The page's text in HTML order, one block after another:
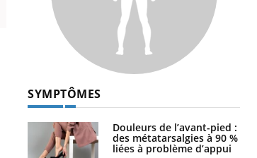
SYMPTÔMES
Douleurs de l’avant-pied :
des métatarsalgies à 90 %
liées à problème d’appui